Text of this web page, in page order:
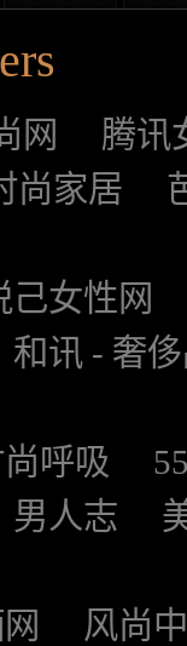
网
腾讯
尚家居
己女性网
和讯 - 奢
呼吸
男人志
风尚